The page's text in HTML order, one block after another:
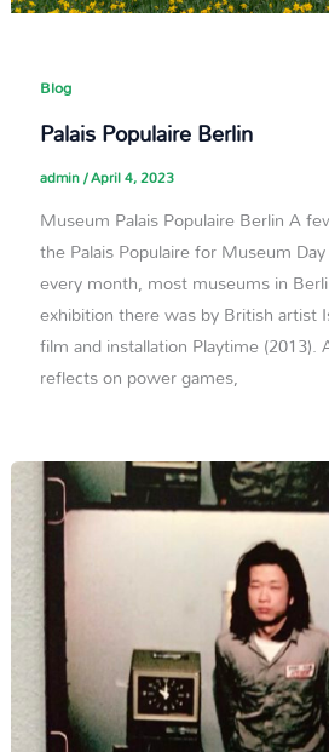
Blog
Palais Populaire Berlin
admin/April 4, 2023
Museum Palais Populaire Berlin A
the Palais Populaire for Museum
every month, most museums in
exhibition there was by British artist
film and installation Playtime
reflects on power games,